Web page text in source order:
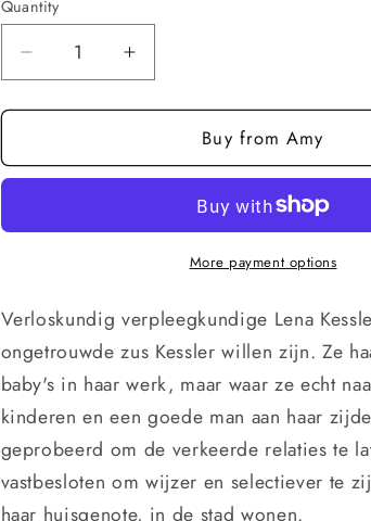
Quantity
Quantity
Decrease
quantity
for
First
Nederlands
Increase
quantity
for
First
Nederlands
(ebook)
Buy from Amy
More payment options
Verloskundig verpleegkundige Lena
ongetrouwde zus Kessler willen zijn. Ze
baby's in haar werk, maar waar ze echt
kinderen en een goede man aan haar
geprobeerd om de verkeerde relaties te
vastbesloten om wijzer en selectiever te
haar huisgenote, in de stad wonen.